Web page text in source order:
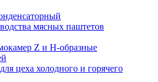
мясных паштетов
Z и H-образные
цеха холодного и горячего